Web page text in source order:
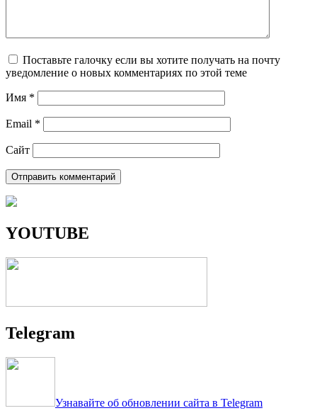
Поставьте галочку если вы хотите получать на почту
уведомление о новых комментариях по этой теме
Имя *
Email *
Сайт
YOUTUBE
Telegram
Узнавайте об обновлении сайта в Telegram